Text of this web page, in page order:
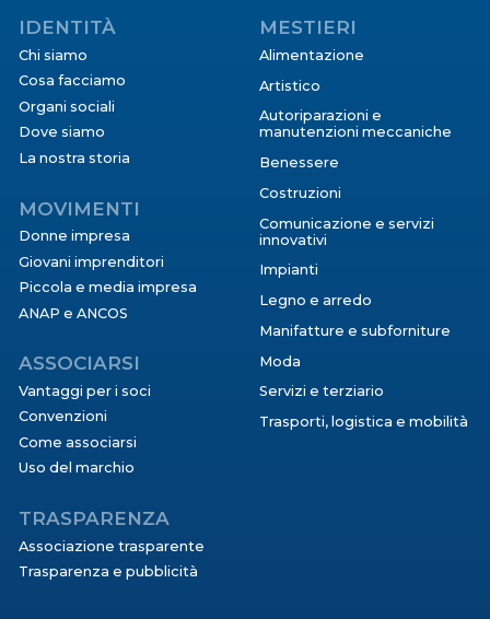
IDENTITÀ
Chi siamo
Cosa facciamo
Organi sociali
Dove siamo
La nostra storia
MOVIMENTI
Donne impresa
Giovani imprenditori
Piccola e media impresa
ANAP e ANCOS
ASSOCIARSI
Vantaggi per i soci
Convenzioni
Come associarsi
Uso del marchio
TRASPARENZA
Associazione trasparente
Trasparenza e pubblicità
MESTIERI
Alimentazione
Artistico
Autoriparazioni e
manutenzioni meccaniche
Benessere
Costruzioni
Comunicazione e servizi
innovativi
Impianti
Legno e arredo
Manifatture e subforniture
Moda
Servizi e terziario
Trasporti, logistica e mobilità